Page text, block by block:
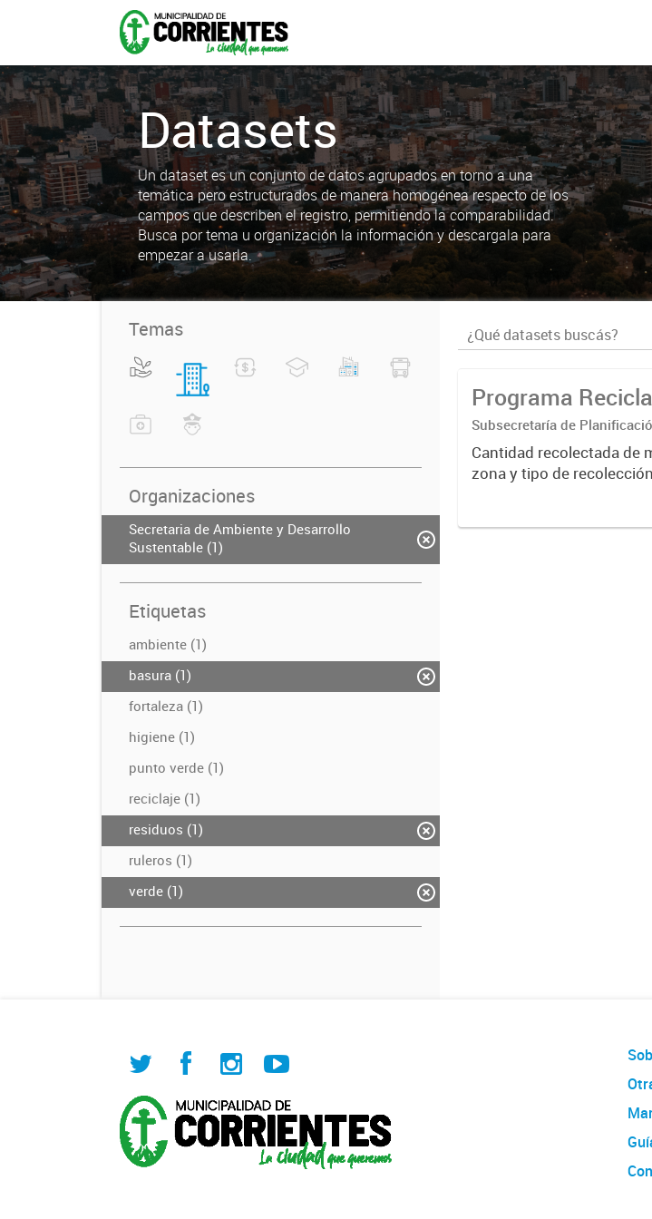
Datasets
Un dataset es un conjunto de datos agrupados en torno a una
temática pero estructurados de manera homogénea respecto de los
campos que describen el registro, permitiendo la comparabilidad.
Busca por tema u organización la información y descargala para
empezar a usarla.
Temas
Organizaciones
Secretaria de Ambiente y Desarrollo
Sustentable (1)
Etiquetas
ambiente (1)
basura (1)
fortaleza (1)
higiene (1)
punto verde (1)
reciclaje (1)
residuos (1)
ruleros (1)
verde (1)
Programa
Subsecretaría de
Desarrollo Sustentable
Cantidad recolectada de
zona y tipo de recolección